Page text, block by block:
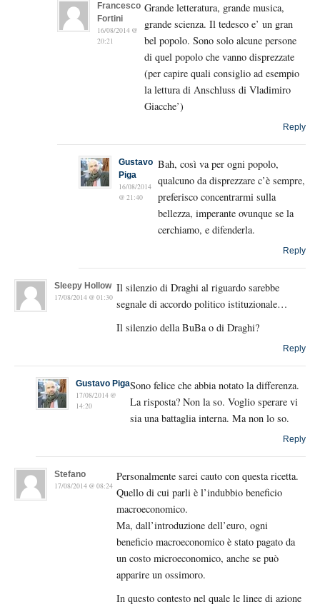
Francesco
Fortini
16/08/2014 @
20:21
Grande letteratura, grande musica,
grande scienza. Il tedesco e’ un gran
bel popolo. Sono solo alcune persone
di quel popolo che vanno disprezzate
(per capire quali consiglio ad esempio
la lettura di Anschluss di Vladimiro
Giacche’)
Reply
Gustavo
Piga
16/08/2014
@ 21:40
Bah, così va per ogni popolo,
qualcuno da disprezzare c’è sempre,
preferisco concentrarmi sulla
bellezza, imperante ovunque se la
cerchiamo, e difenderla.
Reply
Sleepy Hollow
17/08/2014 @ 01:30
Il silenzio di Draghi al riguardo sarebbe
segnale di accordo politico istituzionale…
Il silenzio della BuBa o di Draghi?
Reply
Gustavo Piga
17/08/2014 @
14:20
Sono felice che abbia notato la differenza.
La risposta? Non la so. Voglio sperare vi
sia una battaglia interna. Ma non lo so.
Reply
Stefano
17/08/2014 @ 08:24
Personalmente sarei cauto con questa ricetta.
Quello di cui parli è l’indubbio beneficio
macroeconomico.
Ma, dall’introduzione dell’euro, ogni
beneficio macroeconomico è stato pagato da
un costo microeconomico, anche se può
apparire un ossimoro.
In questo contesto nel quale le linee di azione